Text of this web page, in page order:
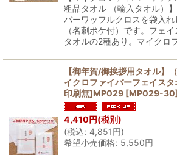
粗品タオル （輸入タオル）
バーワッフルクロスを袋入
（名刺ポケ付）です。フェ
タオルの2種あり。マイクロ
【御年賀/御挨拶用タオル】
イクロファイバーフェイス
印刷無]MP029 [MP029-30
4,410円(税別)
(税込: 4,851円)
希望小売価格: 5,550円